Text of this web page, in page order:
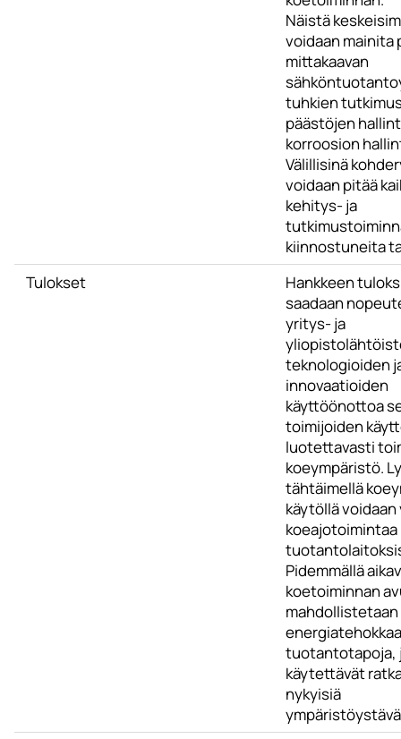
Näistä
voidaan mainita
mittakaavan
tuhkien
päästöjen
korroosion
Välillisinä
voidaan pitää
kehitys- ja
kiinnostuneita
Tulokset
Hankkeen
saadaan
yritys- ja
teknologioiden
innovaatioiden
käyttöönottoa
toimijoiden
luotettavasti
koeympäristö.
tähtäimellä
käytöllä voidaan
koeajotoimintaa
Pidemmällä
koetoiminnan
mahdollistetaan
tuotantotapoja,
käytettävät
nykyisiä